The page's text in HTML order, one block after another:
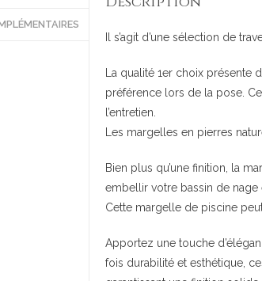
Il s’agit d’une sélection de
La qualité 1er choix
préférence lors de la pose.
l’entretien.
Les margelles en pierres
Bien plus qu’une finition, la
embellir votre bassin de nage
Cette margelle de piscine
Apportez une touche
fois durabilité et esthétique,